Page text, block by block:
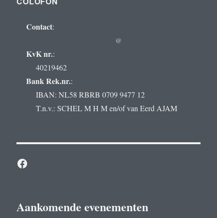
Contact:
@
KvK nr.:
40219462
Bank Rek.nr.:
IBAN: NL58 RBRB 0709 9477 12
T.n.v.: SCHEL M H M en/of van Eerd AJAM
Facebook
Aankomende evenementen